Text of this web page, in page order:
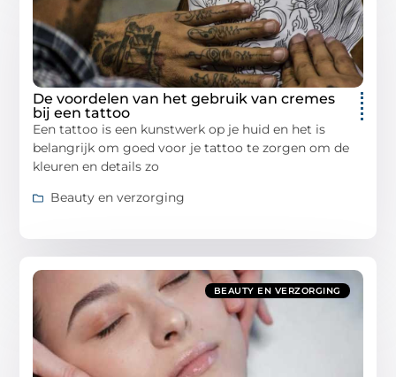
De voordelen van het gebruik van cremes
bij een tattoo
Een tattoo is een kunstwerk op je huid en het is
belangrijk om goed voor je tattoo te zorgen om de
kleuren en details zo
Beauty en verzorging
BEAUTY EN VERZORGING